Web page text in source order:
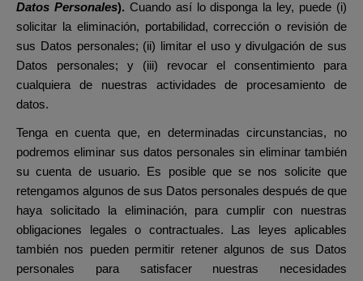
Datos Personales). Cuando así lo disponga la ley, puede (i)
solicitar la eliminación, portabilidad, corrección o revisión de
sus Datos personales; (ii) limitar el uso y divulgación de sus
Datos personales; y (iii) revocar el consentimiento para
cualquiera de nuestras actividades de procesamiento de
datos.
Tenga en cuenta que, en determinadas circunstancias, no
podremos eliminar sus datos personales sin eliminar también
su cuenta de usuario. Es posible que se nos solicite que
retengamos algunos de sus Datos personales después de que
haya solicitado la eliminación, para cumplir con nuestras
obligaciones legales o contractuales. Las leyes aplicables
también nos pueden permitir retener algunos de sus Datos
personales para satisfacer nuestras necesidades